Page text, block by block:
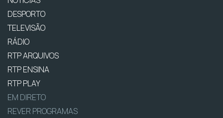
DESPORTO
TELEVISÃO
RÁDIO
RTP ARQUIVOS
RTP ENSINA
RTP PLAY
EM DIRETO
REVER PROGRAMAS